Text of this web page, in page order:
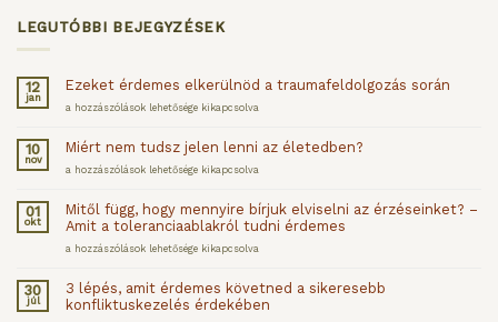
LEGUTÓBBI BEJEGYZÉSEK
12
jan
Ezeket érdemes elkerülnöd a traumafeldolgozás során
Ezeket
a
traumafeldolgozás
a hozzászólások lehetősége kikapcsolva
10
nov
Miért nem tudsz jelen lenni az életedben?
Miért
jelen
lenni
az
a hozzászólások lehetősége kikapcsolva
01
okt
Mitől függ, hogy mennyire bírjuk elviselni az érzéseinket? –
Amit a toleranciaablakról tudni érdemes
Mitől
mennyire
bírjuk
a hozzászólások lehetősége kikapcsolva
30
júl
3 lépés, amit érdemes követned a sikeresebb
konfliktuskezelés érdekében